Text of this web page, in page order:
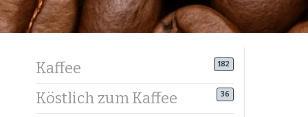
Kaffee 182
Köstlich zum Kaffee 36